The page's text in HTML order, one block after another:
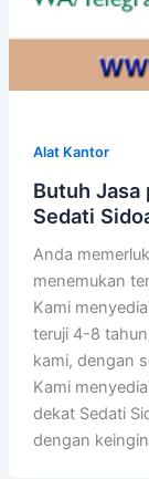
Alat Kantor
Butuh Jasa
Sedati
Anda
menemukan
Kami
teruji 4-8
kami, dengan
Kami
dekat Sedati
dengan